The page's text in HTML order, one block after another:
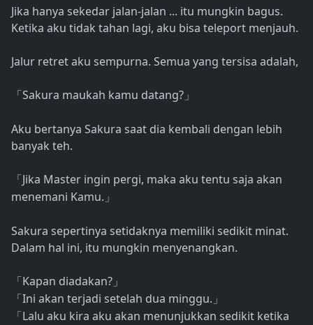
Jika hanya sekedar jalan-jalan ... itu mungkin bagus.
Ketika aku tidak tahan lagi, aku bisa teleport menjauh.
Jalur retret aku sempurna. Semua yang tersisa adalah,
「 Sakura maukah kamu datang? 」
Aku bertanya Sakura saat dia kembali dengan lebih
banyak teh.
「 Jika Master ingin pergi, maka aku tentu saja akan
menemani Kamu. 」
Sakura sepertinya setidaknya memiliki sedikit minat.
Dalam hal ini, itu mungkin menyenangkan.
「 Kapan diadakan? 」
「 Ini akan terjadi setelah dua minggu. 」
「 Lalu aku kira aku akan menunjukkan sedikit ketika